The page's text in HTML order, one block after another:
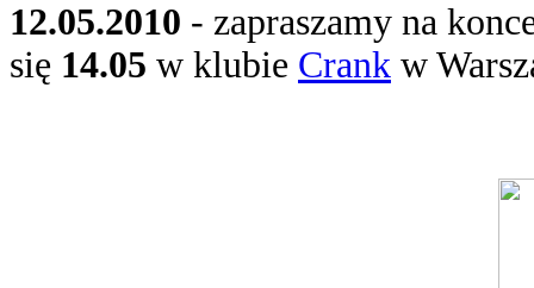
12.05.2010 - zapraszamy na
się 14.05 w klubie Crank w